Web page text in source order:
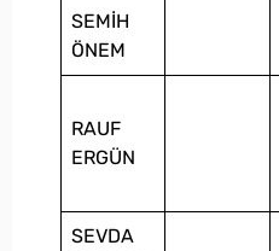
SEMİH
ÖNEM
RAUF
ERGÜN
SEVDA